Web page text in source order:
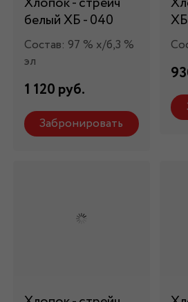
белый ХБ - 040
Состав: 97 % х/б,3 %
эл
1 120 руб.
Забронировать